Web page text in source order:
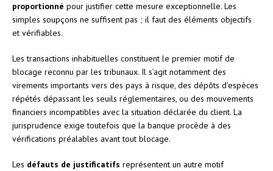
proportionné pour justifier cette mesure exceptionnelle. Les
simples soupçons ne suffisent pas ; il faut des éléments objectifs
et vérifiables.
Les transactions inhabituelles constituent le premier motif de
blocage reconnu par les tribunaux. Il s’agit notamment des
virements importants vers des pays à risque, des dépôts d’espèces
répétés dépassant les seuils réglementaires, ou des mouvements
financiers incompatibles avec la situation déclarée du client. La
jurisprudence exige toutefois que la banque procède à des
vérifications préalables avant tout blocage.
Les défauts de justificatifs représentent un autre motif